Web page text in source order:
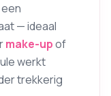
— ideaal
make-upof
werkt
trekkerig